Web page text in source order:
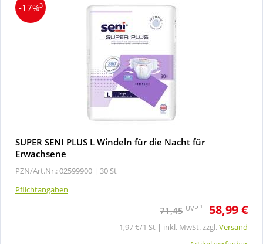
-17%3
SUPER SENI PLUS L Windeln für die Nacht für
Erwachsene
PZN/Art.Nr.: 02599900 | 30 St
Pflichtangaben
71,45 UVP 1 58,99 €
1,97 €/1 St | inkl. MwSt. zzgl.Versand